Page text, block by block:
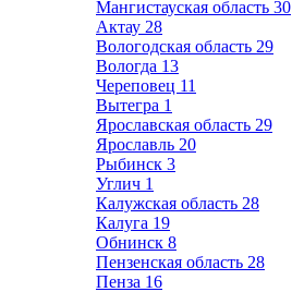
Мангистауская область 30
Актау 28
Вологодская область 29
Вологда 13
Череповец 11
Вытегра 1
Ярославская область 29
Ярославль 20
Рыбинск 3
Углич 1
Калужская область 28
Калуга 19
Обнинск 8
Пензенская область 28
Пенза 16